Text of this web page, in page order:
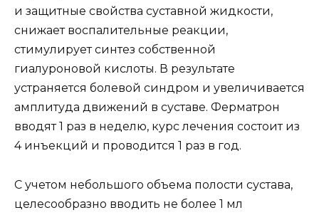
и защитные свойства суставной жидкости,
снижает воспалительные реакции,
стимулирует синтез собственной
гиалуроновой кислоты. В результате
устраняется болевой синдром и увеличивается
амплитуда движений в суставе. Ферматрон
вводят 1 раз в неделю, курс лечения состоит из
4 инъекций и проводится 1 раз в год.
С учетом небольшого объема полости сустава,
целесообразно вводить не более 1 мл